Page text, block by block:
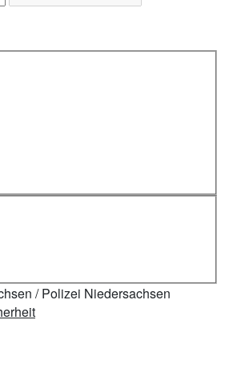
/ Polizei Niedersachsen